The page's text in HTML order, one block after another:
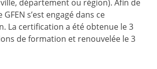
ville, département ou région). Afin de
s’est engagé dans ce
La certification a été obtenue le 3
de formation et renouvelée le 3